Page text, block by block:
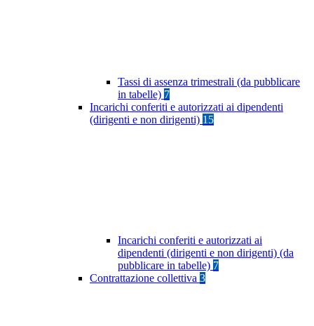
Tassi di assenza trimestrali (da pubblicare
in tabelle) 7
Incarichi conferiti e autorizzati ai dipendenti
(dirigenti e non dirigenti) 15
Incarichi conferiti e autorizzati ai
dipendenti (dirigenti e non dirigenti) (da
pubblicare in tabelle) 7
Contrattazione collettiva 3